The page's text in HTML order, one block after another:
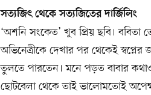
সত্যজিৎ থেকে সত্যজিতের দার্জিলিং
‘অশনি সংকেত’ খুব প্রিয় ছবি। ববিতা
অভিনেত্রীকে দেখার পর থেকেই
তুলতে পারতেন। মনে পড়ত বাবার
ছোটবেলা থেকে তাই ভালোমতোই